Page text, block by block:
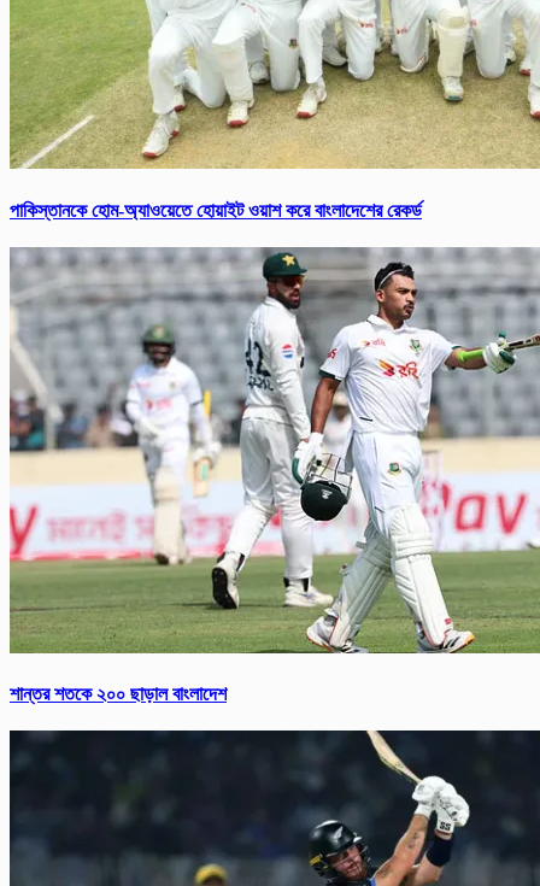
পাকিস্তানকে হোম-অ্যাওয়েতে হোয়াইট ওয়াশ করে বাংলাদেশের রেকর্ড‌
শান্তর শতকে ২০০ ছাড়াল বাংলাদেশ